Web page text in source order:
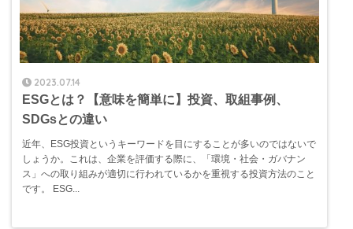
2023.07.14
ESGとは？【意味を簡単に】投資、取組事例、
SDGsとの違い
近年、ESG投資というキーワードを目にすることが多いのではないで
しょうか。これは、企業を評価する際に、「環境・社会・ガバナン
ス」への取り組みが適切に行われているかを重視する投資方法のこと
です。 ESG...